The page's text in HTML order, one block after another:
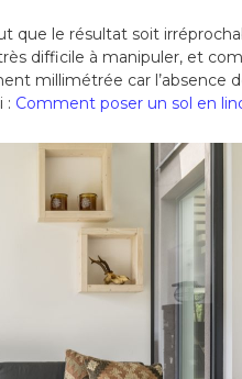
que le résultat soit
difficile à manipuler, et
millimétrée car l’absence
: Comment poser un sol en